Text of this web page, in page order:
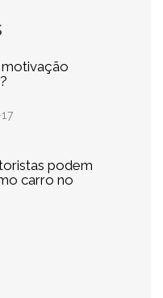
motivação
podem
carro no